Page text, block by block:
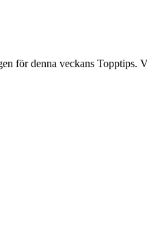
för denna veckans Topptips.